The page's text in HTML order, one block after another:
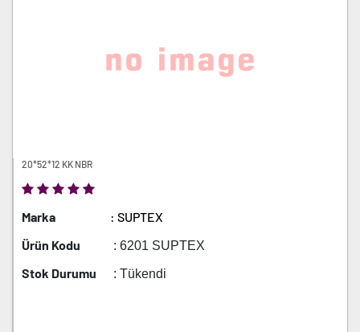
20*52*12 KK NBR
Marka
: SUPTEX
Ürün Kodu
: 6201 SUPTEX
Stok Durumu : Tükendi